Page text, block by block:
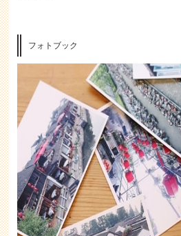
フォトブック